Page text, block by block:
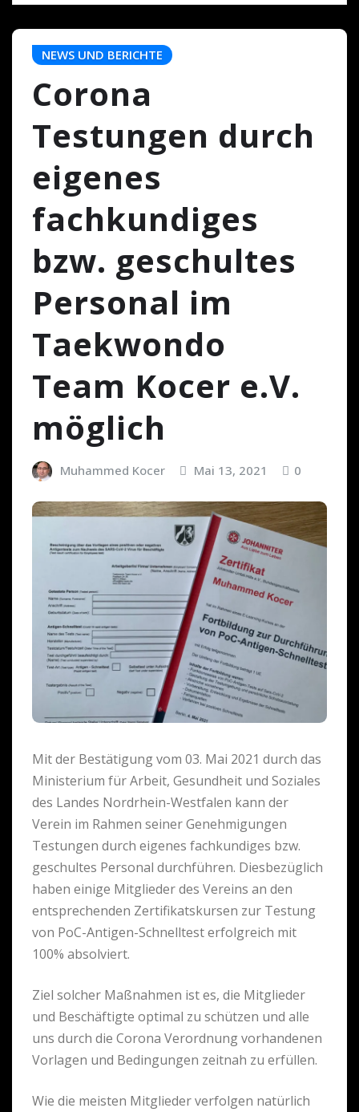
NEWS UND BERICHTE
Corona
Testungen durch
eigenes
fachkundiges
bzw. geschultes
Personal im
Taekwondo
Team Kocer e.V.
möglich
Muhammed Kocer Mai 13, 2021 0
Mit der Bestätigung vom 03. Mai 2021 durch das
Ministerium für Arbeit, Gesundheit und Soziales
des Landes Nordrhein-Westfalen kann der
Verein im Rahmen seiner Genehmigungen
Testungen durch eigenes fachkundiges bzw.
geschultes Personal durchführen. Diesbezüglich
haben einige Mitglieder des Vereins an den
entsprechenden Zertifikatskursen zur Testung
von PoC-Antigen-Schnelltest erfolgreich mit
100% absolviert.
Ziel solcher Maßnahmen ist es, die Mitglieder
und Beschäftigte optimal zu schützen und alle
uns durch die Corona Verordnung vorhandenen
Vorlagen und Bedingungen zeitnah zu erfüllen.
Wie die meisten Mitglieder verfolgen natürlich